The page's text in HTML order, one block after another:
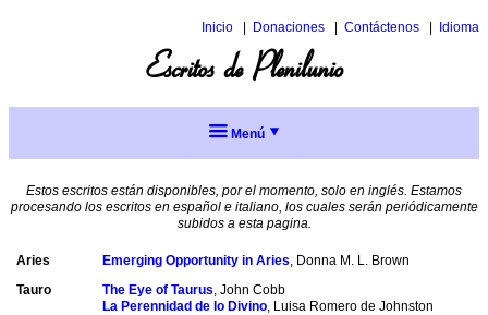
Inicio Donaciones Contáctenos
Idioma
Escritos de Plenilunio
Menú
Plenilunio
de
Estos escritos están disponibles, por el momento, solo en inglés. Estamos
procesando los escritos en español e italiano, los cuales serán periódicamente
subidos a esta pagina.
Aries Emerging Opportunity in Aries , Donna M. L. Brown
Tauro
The Eye of Taurus , John Cobb
La Perennidad de lo Divino , Luisa Romero de Johnston